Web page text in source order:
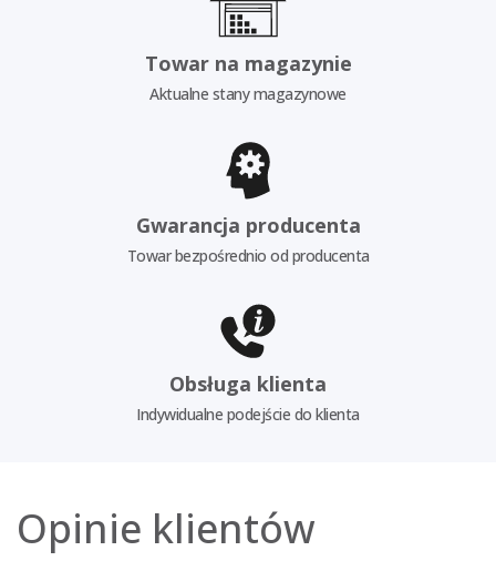
Towar na magazynie
Aktualne stany magazynowe
Gwarancja producenta
Towar bezpośrednio od producenta
Obsługa klienta
Indywidualne podejście do klienta
Opinie klientów